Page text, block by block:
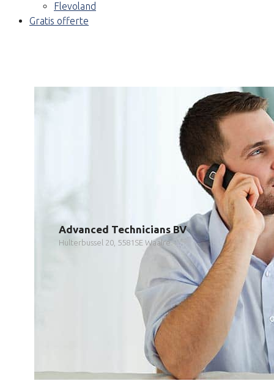
Flevoland
Gratis offerte
Advanced Technicians BV
Hulterbussel 20, 5581SE Waalre